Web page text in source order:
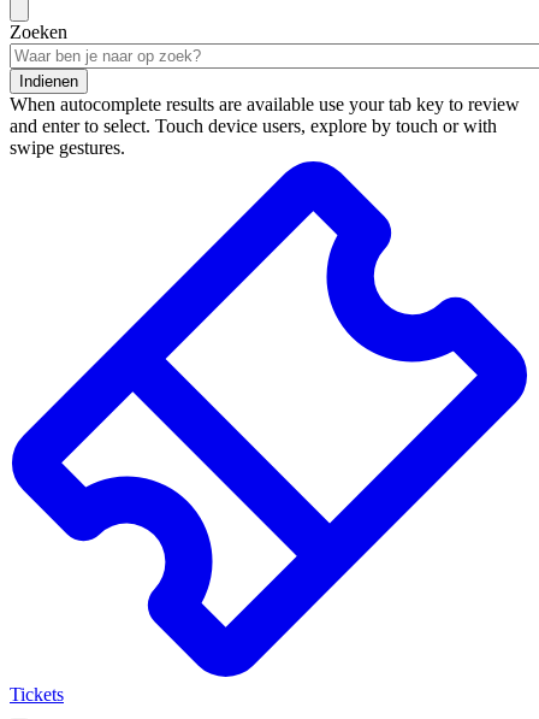
Zoeken
Indienen
When autocomplete results are available use your tab key to review
and enter to select. Touch device users, explore by touch or with
swipe gestures.
Tickets